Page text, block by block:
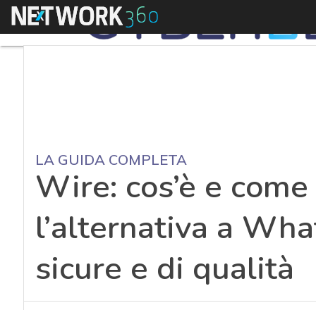
Menu
LA GUIDA COMPLETA
Wire: cos’è e
l’alternativa a
sicure e di qualità